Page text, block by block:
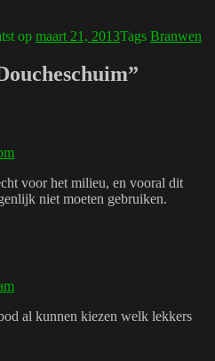
op maart 21, 2013Tags Branwen
voor het milieu, en vooral dit
niet moeten gebruiken.
al kunnen kiezen welk lekkers